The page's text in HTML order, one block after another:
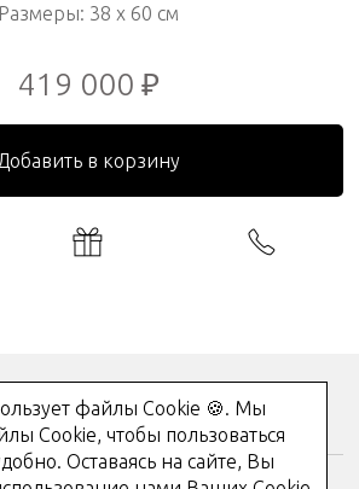
Размеры: 38 x 60 см
419 000 ₽
Добавить в корзину
файлы Cookie 🍪. Мы
Cookie, чтобы пользоваться
Оставаясь на сайте, Вы